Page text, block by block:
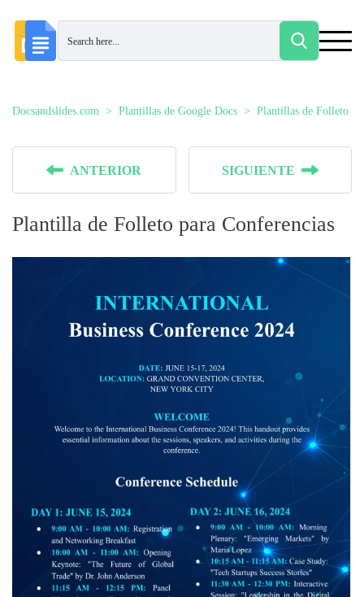
Docsandslides.com Plantillas de Google Docs Plantillas de Folleto
ANTERIOR SIGUIENTE
Plantilla de Folleto para Conferencias